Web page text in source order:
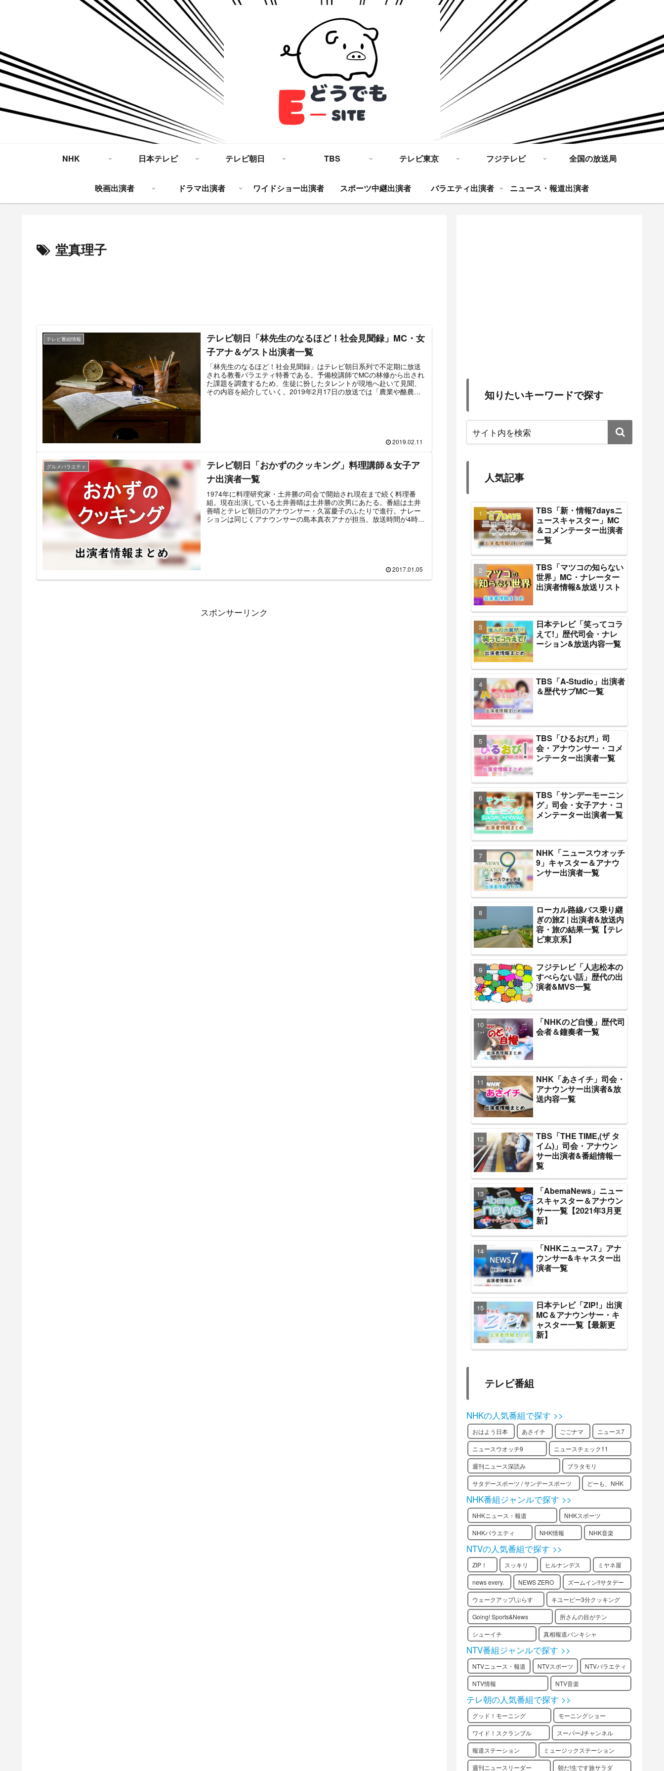
NHK 日本テレビ テレビ朝日 TBS テレビ東京 フジテレビ 全国の放送局
映画出演者 ドラマ出演者 ワイドショー出演者 スポーツ中継出演者 バラエティ出演者 ニュース・報道出演者
堂真理子
テレビ番組情報
テレビ朝日「林先生のなるほど！社会見聞録」MC・女
子アナ＆ゲスト出演者一覧
「林先生のなるほど！社会見聞録」はテレビ朝日系列で不定期に放送
される教養バラエティ特番である。予備校講師でMCの林修から出され
た課題を調査するため、生徒に扮したタレントが現地へ赴いて見聞、
その内容を紹介していく。2019年2月17日の放送では「農業や酪農」
ト」 「乳牛の様子を見守るハイテク酪農システム」 「地方の珍しい農
除いて第1弾から総入れ替えとなっている。この記事では「林先生のな
るほど！社会見聞録」の各出演者情報をまとめている。
2019.02.11
グルメバラエティ
テレビ朝日「おかずのクッキング」料理講師＆女子ア
ナ出演者一覧
1974年に料理研究家・土井勝の司会で開始され現在まで続く料理番
組。現在出演している土井善晴は土井勝の次男にあたる。番組は土井
善晴とテレビ朝日のアナウンサー・久冨慶子のふたりで進行。ナレー
ションは同じくアナウンサーの島本真衣アナが担当。放送時間が4時
2017.01.05
スポンサーリンク
知りたいキーワードで探す
人気記事
TBS「新・情報7daysニ
ュースキャスター」MC
＆コメンテーター出演者
一覧
TBS「マツコの知らない
世界」MC・ナレーター
出演者情報&放送リスト
日本テレビ「笑ってコラ
えて!」歴代司会・ナレ
ーション&放送内容一覧
TBS「A-Studio」出演者
＆歴代サブMC一覧
TBS「ひるおび!」司
会・アナウンサー・コメ
ンテーター出演者一覧
TBS「サンデーモーニン
グ」司会・女子アナ・コ
メンテーター出演者一覧
NHK「ニュースウオッチ
9」キャスター＆アナウ
ンサー出演者一覧
ローカル路線バス乗り継
ぎの旅Z | 出演者&放送内
容・旅の結果一覧【テレ
ビ東京系】
フジテレビ「人志松本の
すべらない話」歴代の出
演者&MVS一覧
「NHKのど自慢」歴代司
会者＆鐘奏者一覧
NHK「あさイチ」司会・
アナウンサー出演者&放
送内容一覧
TBS「THE TIME,(ザ タ
イム)」司会・アナウン
サー出演者&番組情報一
覧
「AbemaNews」ニュー
スキャスター＆アナウン
サー一覧【2021年3月更
新】
「NHKニュース7」アナ
ウンサー&キャスター出
演者一覧
日本テレビ「ZIP!」出演
MC＆アナウンサー・キ
ャスター一覧【最新更
新】
テレビ番組
NHKの人気番組で探す >>
おはよう日本 あさイチ ごごナマ ニュース7
ニュースウオッチ9 ニュースチェック11
週刊ニュース深読み ブラタモリ
サタデースポーツ / サンデースポーツ どーも、NHK
NHK番組ジャンルで探す >>
NHKニュース・報道 NHKスポーツ
NHKバラエティ NHK情報 NHK音楽
NTVの人気番組で探す >>
ZIP！ スッキリ ヒルナンデス ミヤネ屋
news every. NEWS ZERO ズームイン!!サタデー
ウェークアップ!ぷらす キユーピー3分クッキング
Going! Sports&News 所さんの目がテン
シューイチ 真相報道バンキシャ
NTV番組ジャンルで探す >>
NTVニュース・報道 NTVスポーツ NTVバラエティ
NTV情報 NTV音楽
テレ朝の人気番組で探す >>
グッド！モーニング モーニングショー
ワイド！スクランブル スーパーJチャンネル
報道ステーション ミュージックステーション
週刊ニュースリーダー 朝だ!生です旅サラダ